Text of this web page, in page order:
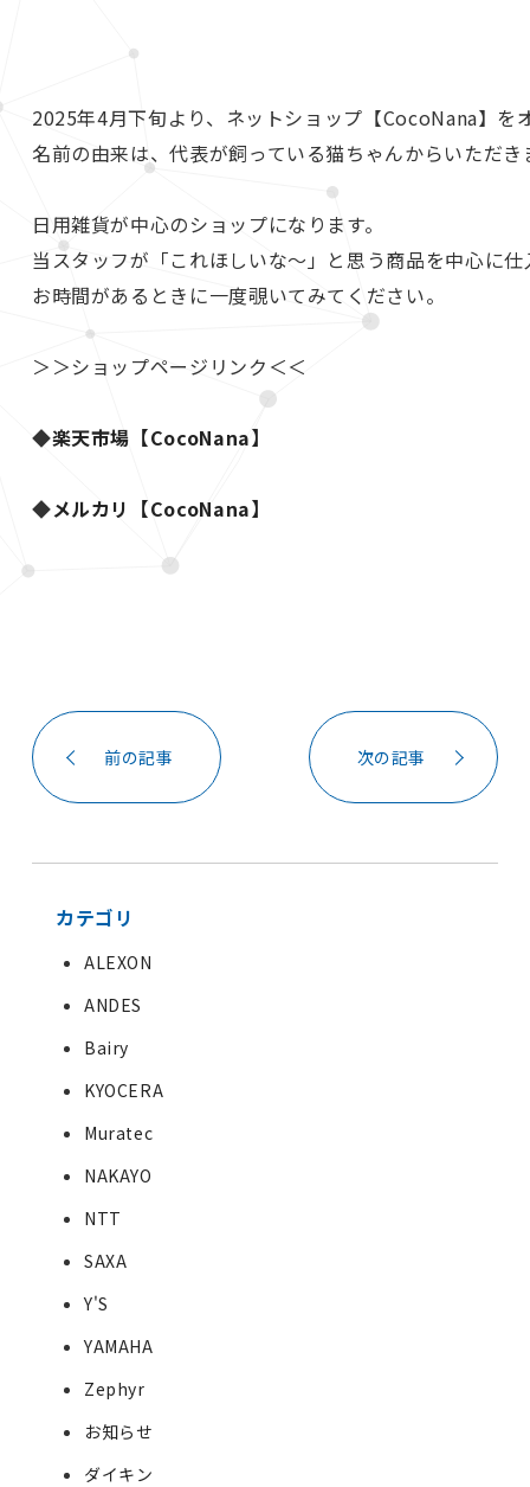
2025年4月下旬より、ネットショップ【CocoNana】を
名前の由来は、代表が飼っている猫ちゃんからいただ
日用雑貨が中心のショップになります。
当スタッフが「これほしいな～」と思う商品を中心に
お時間があるときに一度覗いてみてください。
＞＞ショップページリンク＜＜
◆楽天市場【CocoNana】
◆メルカリ【CocoNana】
前の記事 次の記事
カテゴリ
ALEXON
ANDES
Bairy
KYOCERA
Muratec
NAKAYO
NTT
SAXA
Y'S
YAMAHA
Zephyr
お知らせ
ダイキン